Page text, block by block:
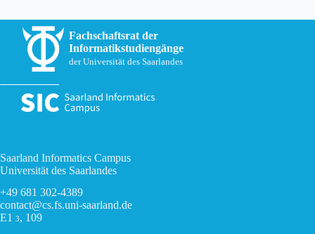
Fachschaftsrat der
Informatikstudiengänge
der Universität des Saarlandes
Saarland Informatics Campus
Universität des Saarlandes
+49 681 302-4389
contact@cs.fs.uni-saarland.de
E1 3, 109